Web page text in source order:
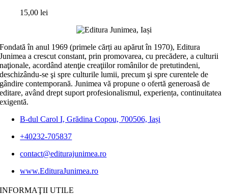
15,00lei
Fondată în anul 1969 (primele cărți au apărut în 1970), Editura
Junimea a crescut constant, prin promovarea, cu precădere, a culturii
naţionale, acordând atenţie creaţiilor românilor de pretutindeni,
deschizându-se şi spre culturile lumii, precum şi spre curentele de
gândire contemporană. Junimea vă propune o ofertă generoasă de
editare, având drept suport profesionalismul, experiența, continuitatea
exigentă.
B-dul Carol I, Grădina Copou, 700506, Iași
+40232-705837
contact@editurajunimea.ro
www.EdituraJunimea.ro
INFORMAŢII UTILE